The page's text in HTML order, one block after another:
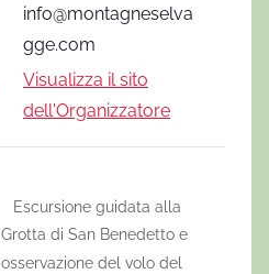
info@montagneselva
gge.com
Visualizza il sito
dell'Organizzatore
Escursione guidata alla
Grotta di San Benedetto e
osservazione del volo del